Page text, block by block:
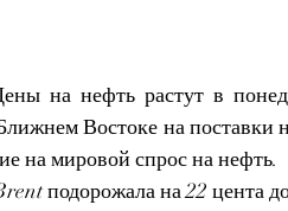
на нефть растут в
Востоке на поставки
на мировой спрос на нефть.
подорожала на 22 цента